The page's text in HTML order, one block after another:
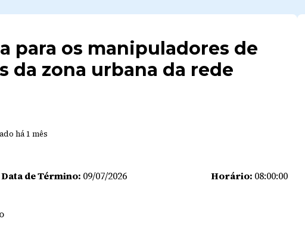
para os manipuladores de
da zona urbana da rede
há 1 mês
Data de Término: 09/07/2026 Horário: 08:00:00